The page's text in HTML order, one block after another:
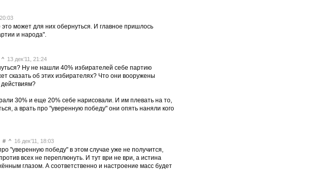
это может для них обернуться. И главное пришлось
и народа".
^ 13 дек’11, 21:24
Ну не нашли 40% избирателей себе партию
сказать об этих избирателях? Что они вооружены
30% и еще 20% себе нарисовали. И им плевать на то,
а врать про "уверенную победу" они опять наняли кого
# ^ 16 дек’11, 18:03
"уверенную победу" в этом случае уже не получится,
всех не переплюнуть. И тут ври не ври, а истина
глазом. А соответственно и настроение масс будет